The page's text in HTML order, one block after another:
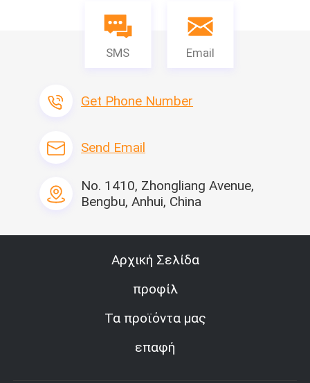
SMS Email
Get Phone Number
Send Email
No. 1410, Zhongliang Avenue,
Bengbu, Anhui, China
Αρχική Σελίδα
προφίλ
Τα προϊόντα μας
επαφή